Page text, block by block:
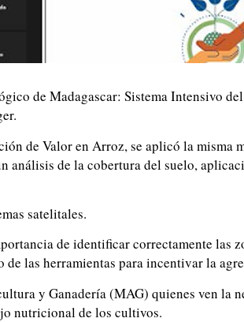
de Madagascar: Sistema Intensivo
de Valor en Arroz, se aplicó la misma
análisis de la cobertura del suelo,
satelitales.
de identificar correctamente las
las herramientas para incentivar la
y Ganadería (MAG) quienes ven la
nutricional de los cultivos.